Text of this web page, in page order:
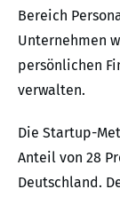
Bereich
Unternehmen
persönlichen
verwalten.
Die Startup-
Anteil von 28
Deutschland.